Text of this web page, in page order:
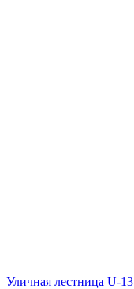
Уличная лестница U-13